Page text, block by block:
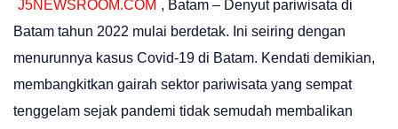
J5NEWSROOM.COM , Batam – Denyut pariwisata di
Batam tahun 2022 mulai berdetak. Ini seiring dengan
menurunnya kasus Covid-19 di Batam. Kendati demikian,
membangkitkan gairah sektor pariwisata yang sempat
tenggelam sejak pandemi tidak semudah membalikan